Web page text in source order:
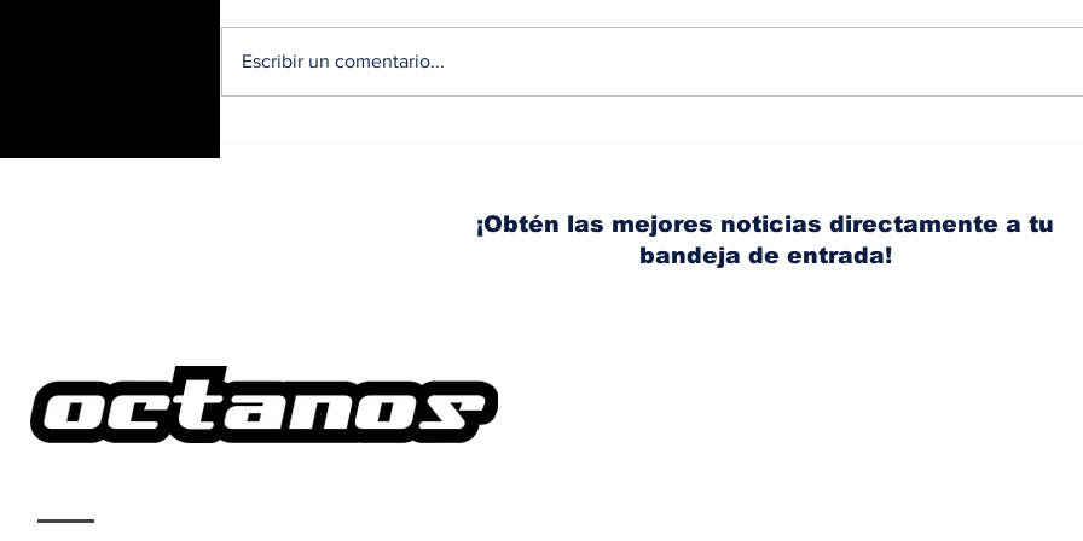
año
Escribir un comentario...
¡Obtén las mejores noticias directamente a tu
bandeja de entrada!